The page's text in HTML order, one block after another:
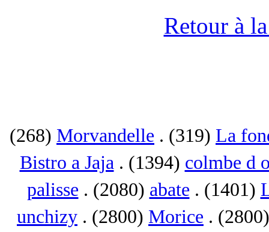
Retour à
(268) Morvandelle . (319) La
Bistro a Jaja. (1394) colmbe d
palisse . (2080) abate . (1401)
unchizy . (2800) Morice .